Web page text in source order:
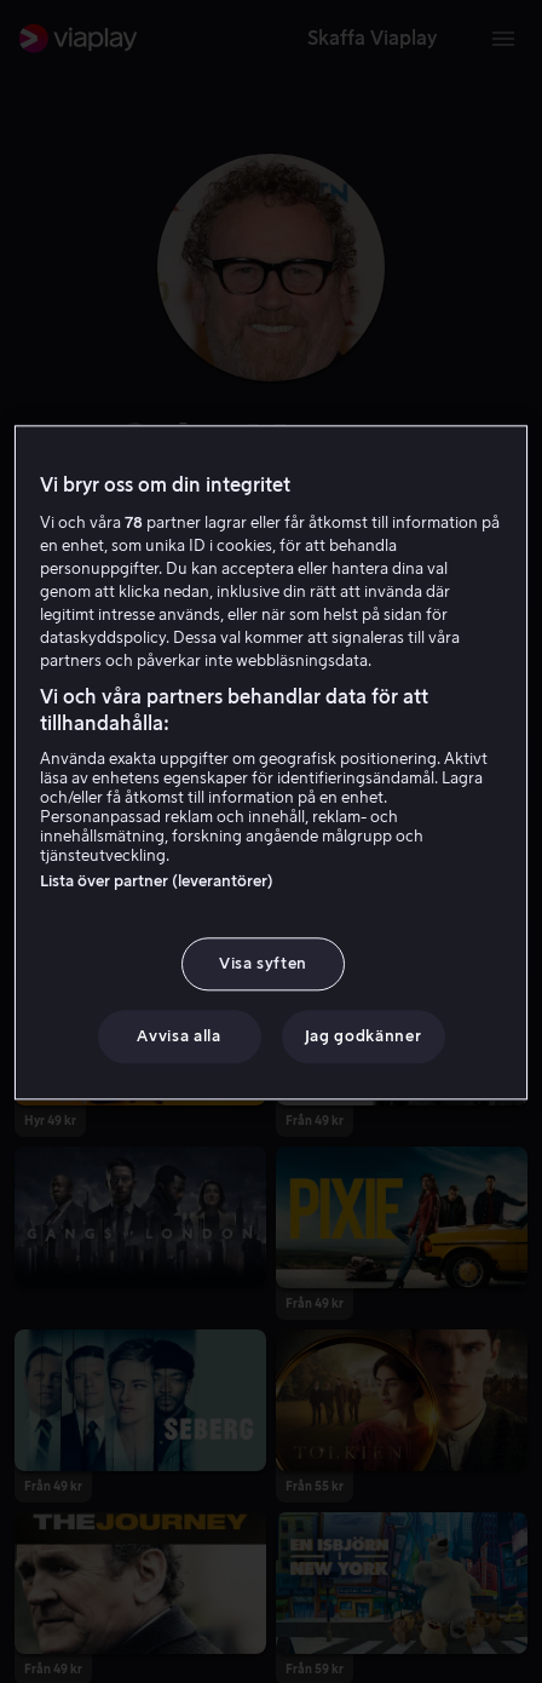
Skaffa Viaplay
Colm Meaney
Skådespelare
Från 49 kr Från 59 kr
Hyr 49 kr Från 49 kr
Från 49 kr
Från 49 kr Från 55 kr
Från 49 kr Från 59 kr
Vi bryr oss om din integritet
Vi och våra78 partner lagrar eller får åtkomst till information på
en enhet, som unika ID i cookies, för att behandla
personuppgifter. Du kan acceptera eller hantera dina val
genom att klicka nedan, inklusive din rätt att invända där
legitimt intresse används, eller när som helst på sidan för
dataskyddspolicy. Dessa val kommer att signaleras till våra
partners och påverkar inte webbläsningsdata.
Vi och våra partners behandlar data för att
tillhandahålla:
Använda exakta uppgifter om geografisk positionering. Aktivt
läsa av enhetens egenskaper för identifieringsändamål. Lagra
och/eller få åtkomst till information på en enhet.
Personanpassad reklam och innehåll, reklam- och
innehållsmätning, forskning angående målgrupp och
tjänsteutveckling.
Lista över partner (leverantörer)
Visa syften
Avvisa alla Jag godkänner